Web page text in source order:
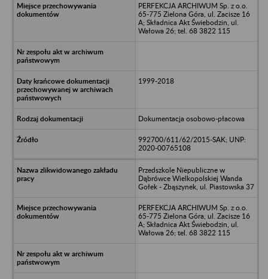
PERFEKCJA ARCHIWUM Sp. z o.o.
65-775 Zielona Góra, ul. Zacisze 16
A; Składnica Akt Świebodzin, ul.
Wałowa 26; tel. 68 3822 115
1999-2018
Dokumentacja osobowo-płacowa
992700/611/62/2015-SAK; UNP:
2020-00765108
Przedszkole Niepubliczne w
Dąbrówce Wielkopolskiej Wanda
Gołek - Zbąszynek, ul. Piastowska 37
PERFEKCJA ARCHIWUM Sp. z o.o.
65-775 Zielona Góra, ul. Zacisze 16
A; Składnica Akt Świebodzin, ul.
Wałowa 26; tel. 68 3822 115